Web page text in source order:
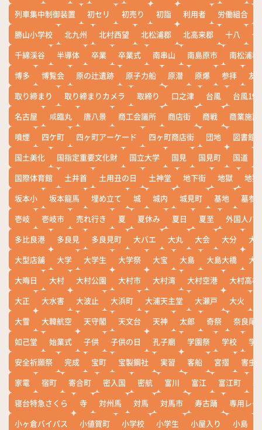
列車集中制御装置
初セリ 初売り 初詣 利用者 労働組合
勝山小学校
北九州 北村西望 北松浦郡 北高来郡 十八
十
千綿渓谷
半導体 卒業 卒業式 南串山 南島原市
南松浦郡
博多
博覧会 原の辻遺跡 原子力船 原潜 原爆 参拝
友
取り締まり
取り締まりカメラ 取締り 口之津 台風
台風19
名古屋
咸臨丸 唐八景 商工会議所 商店街 商戦
商業施設
噴煙
四ケ町 四ヶ町アーケード 四ヶ町商店街 団地
図書館
国土美化
国指定重要文化財 国立大学 国見 国見町 国道
国際体育館
土井首 土用丑の日 土神堂 地下街 地獄
地獄
坂本小
坂本龍馬 埋め立て 城 城内 城見町 基地
墓参
壱岐
壱岐市 売れ行き 夏 夏休み 夏日 夏至
外国人バ
多比良港
多良見 多良見町 大バエ 大丸 大会 大分
大
大型店舗
大学 大学生 大学祭 大宝 大島 大島大橋
大
大晦日
大村 大村公園 大村市 大村湾 大村空港
大村高校
大正
大水害 大波止 大浜町 大浦天主堂 大瀬戸 大火
大雪
大韓航空 天守閣 天文台 天神 太郎 奇祭
奈良尾
如己堂
始業式 子供 子供の日 孔子廟 学園祭 学校
学
安全祈願祭
完成 宝町 宝製鋼社 実習 客船 宮摺
害虫
家電
宿町 寄合町 密入国 密航 富川 富江 富江町
寝台特急さくら
寺 対州馬 対馬 対馬市 寿古踊
専用レー
小ヶ倉バイパス
小値賀町 小学校 小学生 小屋入り 小島